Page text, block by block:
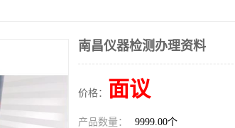
南昌仪器检测办理资料
价格： 面议
产品数量： 9999.00个